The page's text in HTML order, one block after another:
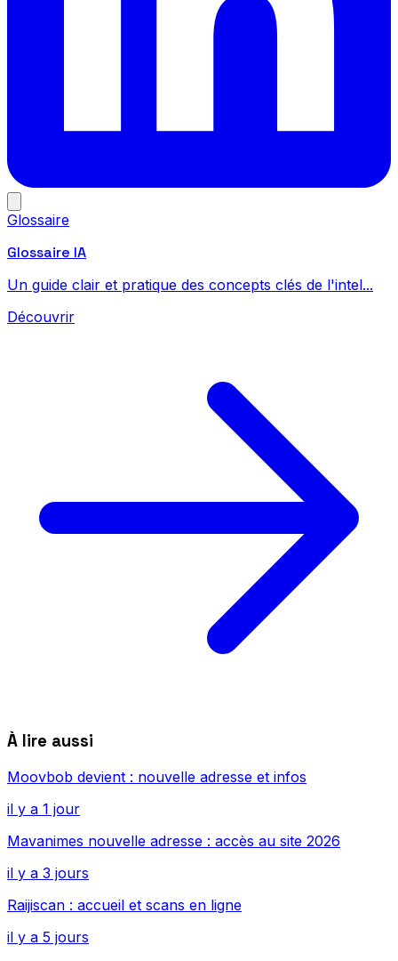
Glossaire
Glossaire IA
Un guide clair et pratique des concepts clés de l'intel...
Découvrir
À lire aussi
Moovbob devient : nouvelle adresse et infos
il y a 1 jour
Mavanimes nouvelle adresse : accès au site 2026
il y a 3 jours
Raijiscan : accueil et scans en ligne
il y a 5 jours